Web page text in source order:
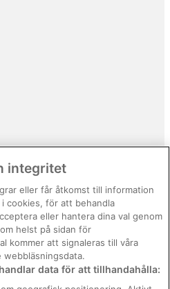
innehåll
integritet
eller får åtkomst till information
cookies, för att behandla
eller hantera dina val genom
helst på sidan för
kommer att signaleras till våra
data för att tillhandahålla: